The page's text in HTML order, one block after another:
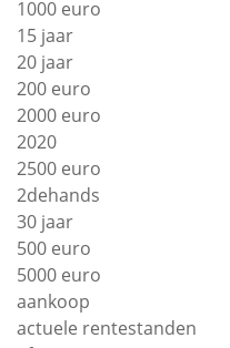
1000 euro
15 jaar
20 jaar
200 euro
2000 euro
2020
2500 euro
2dehands
30 jaar
500 euro
5000 euro
aankoop
actuele rentestanden